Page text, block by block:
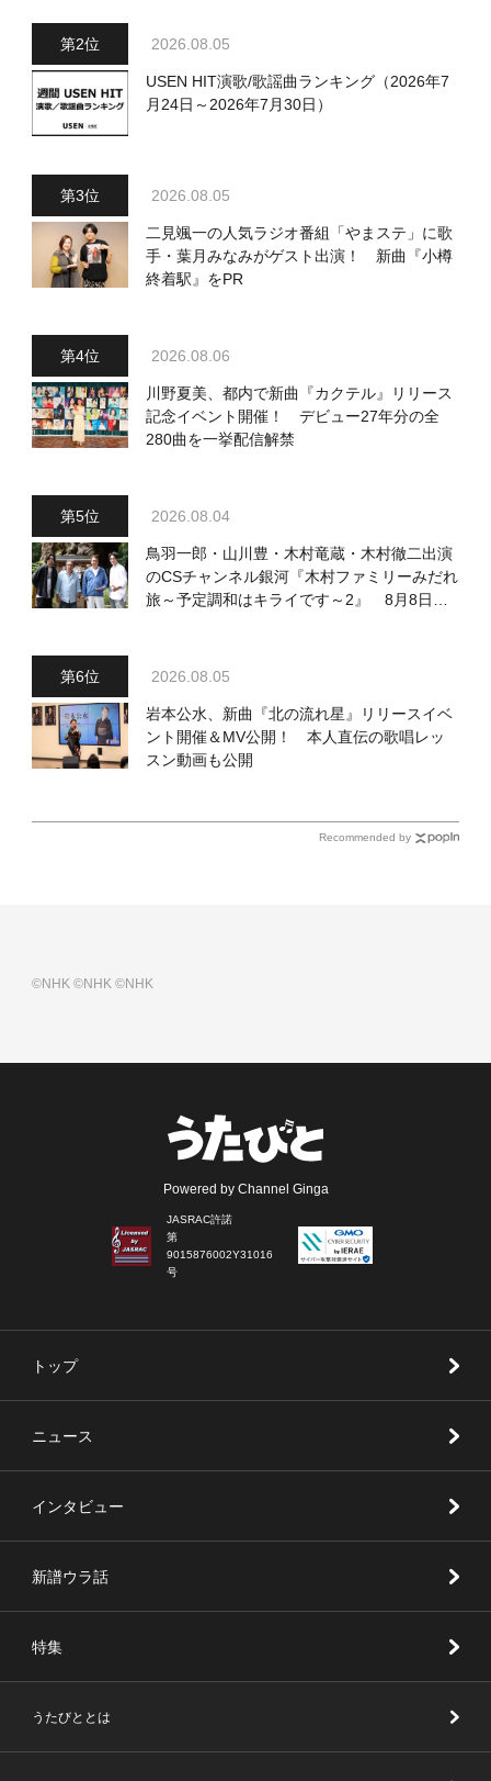
2026.08.05
USEN HIT演歌/歌謡曲ランキング（2026年7
月24日～2026年7月30日）
2026.08.05
二見颯一の人気ラジオ番組「やまステ」に歌
手・葉月みなみがゲスト出演！ 新曲『小樽
終着駅』をPR
2026.08.06
川野夏美、都内で新曲『カクテル』リリース
記念イベント開催！ デビュー27年分の全
280曲を一挙配信解禁
2026.08.04
鳥羽一郎・山川豊・木村竜蔵・木村徹二出演
のCSチャンネル銀河『木村ファミリーみだれ
旅～予定調和はキライです～2』 8月8日
2026.08.05
岩本公水、新曲『北の流れ星』リリースイベ
ント開催＆MV公開！ 本人直伝の歌唱レッ
スン動画も公開
Recommended by
©NHK©NHK©NHK
Powered by Channel Ginga
JASRAC許諾
第
9015876002Y31016
号
トップ
ニュース
インタビュー
新譜ウラ話
特集
うたびととは